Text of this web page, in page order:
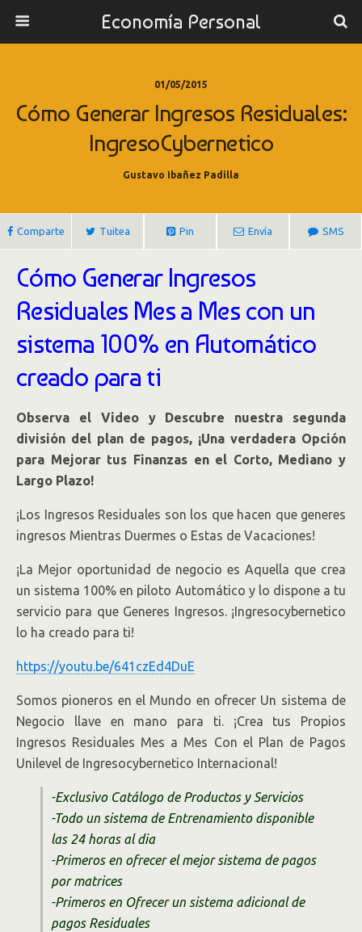
Economía Personal
01/05/2015
Cómo Generar Ingresos Residuales:
IngresoCybernetico
Gustavo Ibañez Padilla
Comparte Tuitea Pin Envía SMS
Cómo Generar Ingresos
Residuales Mes a Mes con un
sistema 100% en Automático
creado para ti
Observa el Video y Descubre nuestra segunda
división del plan de pagos, ¡Una verdadera Opción
para Mejorar tus Finanzas en el Corto, Mediano y
Largo Plazo!
¡Los Ingresos Residuales son los que hacen que generes
ingresos Mientras Duermes o Estas de Vacaciones!
¡La Mejor oportunidad de negocio es Aquella que crea
un sistema 100% en piloto Automático y lo dispone a tu
servicio para que Generes Ingresos. ¡Ingresocybernetico
lo ha creado para ti!
https://youtu.be/641czEd4DuE
Somos pioneros en el Mundo en ofrecer Un sistema de
Negocio llave en mano para ti. ¡Crea tus Propios
Ingresos Residuales Mes a Mes Con el Plan de Pagos
Unilevel de Ingresocybernetico Internacional!
-Exclusivo Catálogo de Productos y Servicios
-Todo un sistema de Entrenamiento disponible
las 24 horas al dia
-Primeros en ofrecer el mejor sistema de pagos
por matrices
-Primeros en Ofrecer un sistema adicional de
pagos Residuales